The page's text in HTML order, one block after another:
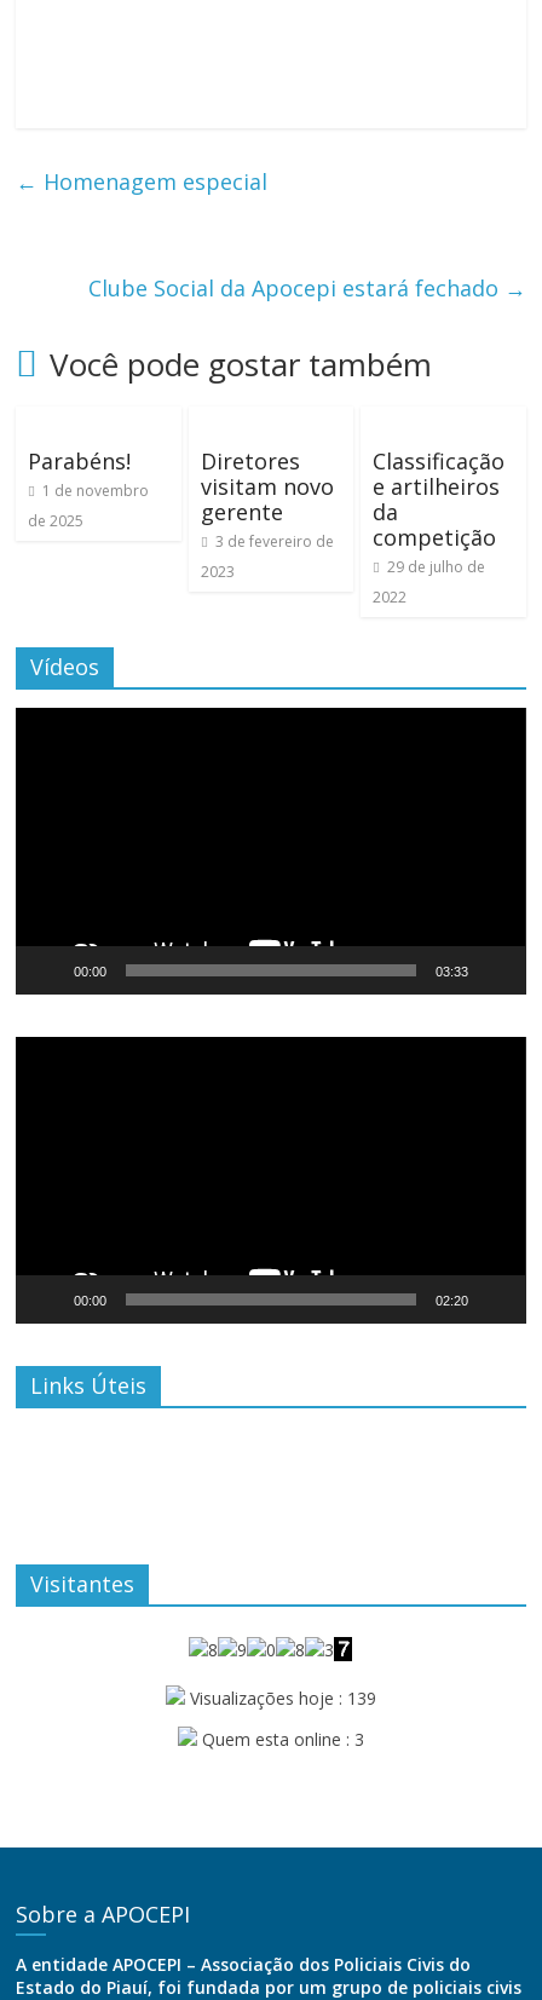
← Homenagem especial
Clube Social da Apocepi estará fechado →
Você pode gostar também
Parabéns!
1 de novembro
de 2025
Diretores
visitam novo
gerente
3 de fevereiro de
2023
Classificação
e artilheiros
da
competição
29 de julho de
2022
Vídeos
00:00 03:33
00:00 02:20
Links Úteis
Visitantes
Visualizações hoje : 139
Quem esta online : 3
Sobre a APOCEPI
A entidade APOCEPI – Associação dos Policiais Civis do
Estado do Piauí, foi fundada por um grupo de policiais civis